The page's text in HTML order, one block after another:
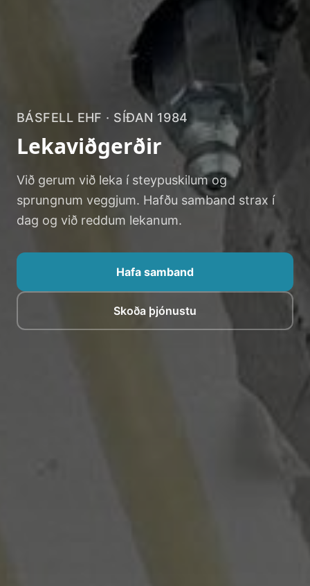
BÁSFELL EHF · SÍÐAN 1984
Lekaviðgerðir
Við gerum við leka í steypuskilum og
sprungnum veggjum. Hafðu samband strax í
dag og við reddum lekanum.
Hafa samband
Skoða þjónustu